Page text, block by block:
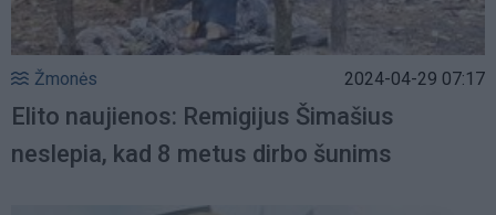
Žmonės 2024-04-29 07:17
Elito naujienos: Remigijus Šimašius
neslepia, kad 8 metus dirbo šunims